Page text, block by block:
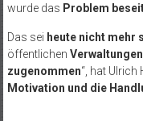
wurde das Problem
Das sei heute nicht mehr
öffentlichen Verwaltungen
zugenommen“, hat Ulrich
Motivation und die